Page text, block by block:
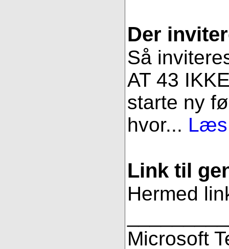
Der
Så
AT 43
starte ny
hvor... Læs
Link til
Hermed
Microsoft